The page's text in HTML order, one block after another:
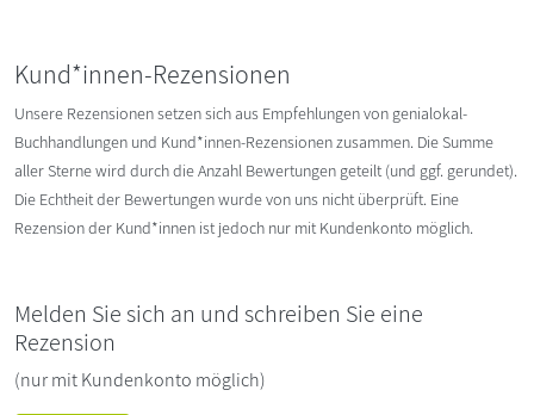
Kund*innen-Rezensionen
Unsere Rezensionen setzen sich aus Empfehlungen von genialokal-
Buchhandlungen und Kund*innen-Rezensionen zusammen. Die Summe
aller Sterne wird durch die Anzahl Bewertungen geteilt (und ggf. gerundet).
Die Echtheit der Bewertungen wurde von uns nicht überprüft. Eine
Rezension der Kund*innen ist jedoch nur mit Kundenkonto möglich.
Melden Sie sich an und schreiben Sie eine
Rezension
(nur mit Kundenkonto möglich)